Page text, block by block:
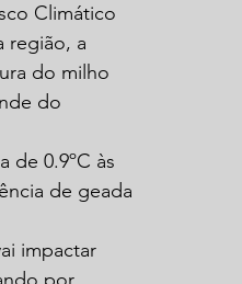
Climático
região, a
do milho
do
de 0.9ºC às
de geada
impactar